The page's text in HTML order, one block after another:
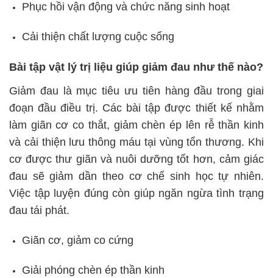
Phục hồi vận động và chức năng sinh hoạt
Cải thiện chất lượng cuộc sống
Bài tập vật lý trị liệu giúp giảm đau như thế nào?
Giảm đau là mục tiêu ưu tiên hàng đầu trong giai
đoạn đầu điều trị. Các bài tập được thiết kế nhằm
làm giãn cơ co thắt, giảm chèn ép lên rễ thần kinh
và cải thiện lưu thông máu tại vùng tổn thương. Khi
cơ được thư giãn và nuôi dưỡng tốt hơn, cảm giác
đau sẽ giảm dần theo cơ chế sinh học tự nhiên.
Việc tập luyện đúng còn giúp ngăn ngừa tình trạng
đau tái phát.
Giãn cơ, giảm co cứng
Giải phóng chèn ép thần kinh